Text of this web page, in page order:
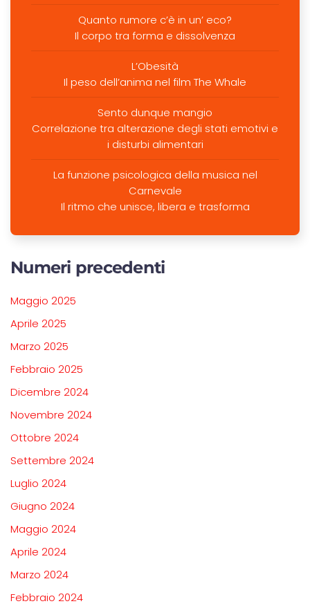
Quanto rumore c’è in un’ eco?
Il corpo tra forma e dissolvenza
L’Obesità
Il peso dell’anima nel film The Whale
Sento dunque mangio
Correlazione tra alterazione degli stati emotivi e
i disturbi alimentari
La funzione psicologica della musica nel
Carnevale
Il ritmo che unisce, libera e trasforma
Numeri precedenti
Maggio 2025
Aprile 2025
Marzo 2025
Febbraio 2025
Dicembre 2024
Novembre 2024
Ottobre 2024
Settembre 2024
Luglio 2024
Giugno 2024
Maggio 2024
Aprile 2024
Marzo 2024
Febbraio 2024